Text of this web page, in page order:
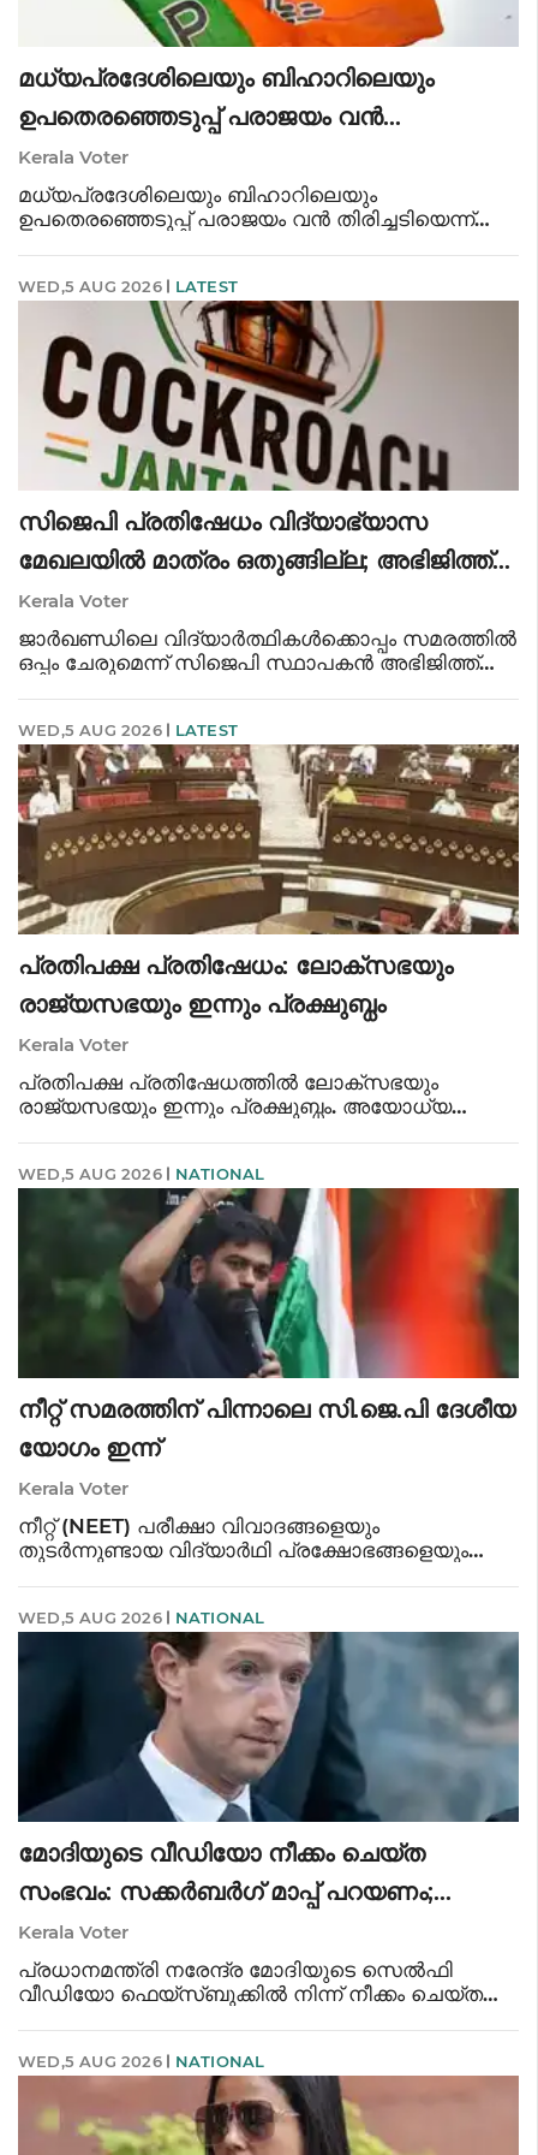
മധ്യപ്രദേശിലെയും ബിഹാറിലെയും
ഉപതെരഞ്ഞെടുപ്പ് പരാജയം വൻ
തിരിച്ചടിയെന്ന് വിലയിരുത്തി ബിജെപി
Kerala Voter
മധ്യപ്രദേശിലെയും ബിഹാറിലെയും
ഉപതെരഞ്ഞെടുപ്പ് പരാജയം വൻ തിരിച്ചടിയെന്ന്
പിരിച്ചുവിട്ടു. ബങ്കിപൂർ സീറ്റിലെ പരാജയത്തിൽ
WED,5 AUG 2026 LATEST
സിജെപി പ്രതിഷേധം വിദ്യാഭ്യാസ
മേഖലയിൽ മാത്രം ഒതുങ്ങില്ല; അഭിജിത്ത്
ദീപ്കെ
Kerala Voter
ജാർഖണ്ഡിലെ വിദ്യാർത്ഥികൾക്കൊപ്പം സമരത്തിൽ
ഒപ്പം ചേരുമെന്ന് സിജെപി സ്ഥാപകൻ അഭിജിത്ത്
രാഷ്ട്രീയ പാർട്ടി ആവില്ല. മാധ്യമങ
WED,5 AUG 2026 LATEST
പ്രതിപക്ഷ പ്രതിഷേധം: ലോക്സഭയും
രാജ്യസഭയും ഇന്നും പ്രക്ഷുബ്ധം
Kerala Voter
പ്രതിപക്ഷ പ്രതിഷേധത്തിൽ ലോക്സഭയും
രാജ്യസഭയും ഇന്നും പ്രക്ഷുബ്ധം. അയോധ്യ
ഉയർത്തി പ്രതിപക്ഷം പ്രതിഷേധിച്ചു. പ്രശ്ന
പരിഹാരത്തിനായി
WED,5 AUG 2026 NATIONAL
നീറ്റ് സമരത്തിന് പിന്നാലെ സി.ജെ.പി ദേശീയ
യോഗം ഇന്ന്
Kerala Voter
നീറ്റ് (NEET) പരീക്ഷാ വിവാദങ്ങളെയും
തുടർന്നുണ്ടായ വിദ്യാർഥി പ്രക്ഷോഭങ്ങളെയും
തുടക്കമാകും. മഹാരാഷ്ട്രയിലെ ഛത്രപതി സം
WED,5 AUG 2026 NATIONAL
മോദിയുടെ വീഡിയോ നീക്കം ചെയ്ത
സംഭവം: സക്കർബർഗ് മാപ്പ് പറയണം;
മെറ്റയ്ക്ക് അന്ത്യശാസനം നൽകി
പാർലമെന്ററി സമിതി
Kerala Voter
പ്രധാനമന്ത്രി നരേന്ദ്ര മോദിയുടെ സെൽഫി
വീഡിയോ ഫെയ്‌സ്ബുക്കിൽ നിന്ന് നീക്കം ചെയ്ത
ഉത്തരവാദികളായവർക്കെതിരെ
നടപടിയെടുത്തില്ലെങ്കിൽ ഐ
WED,5 AUG 2026 NATIONAL